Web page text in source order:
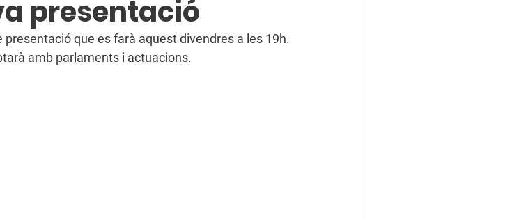
presentació
presentació que es farà aquest divendres a les 19h.
amb parlaments i actuacions.